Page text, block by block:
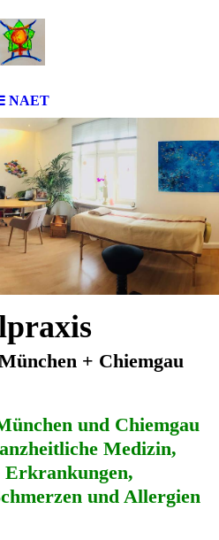
NAET
+ Chiemgau
und Chiemgau
Medizin,
Erkrankungen,
und Allergien